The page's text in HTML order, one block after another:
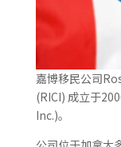
嘉博移民公司
(RICI) 成立于
Inc.)。